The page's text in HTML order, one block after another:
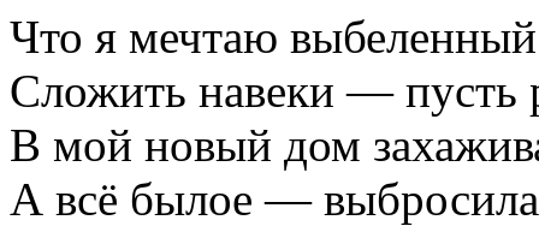
Что я мечтаю
Сложить навеки — пусть
В мой новый дом
А всё былое —